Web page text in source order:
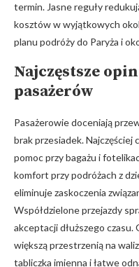
termin. Jasne reguły
kosztów w wyjątkowych
planu podróży do Paryża i
Najczęstsze
pasażerów
Pasażerowie doceniają
brak przesiadek. Najczęściej
pomoc przy bagażu i
komfort przy podróżach z
eliminuje zaskoczenia
Współdzielone przejazdy
akceptacji dłuższego czasu.
większą przestrzenią na
tabliczka imienna i łatwe